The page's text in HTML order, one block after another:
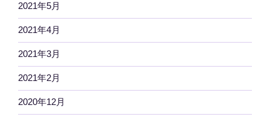
2021年5月
2021年4月
2021年3月
2021年2月
2020年12月